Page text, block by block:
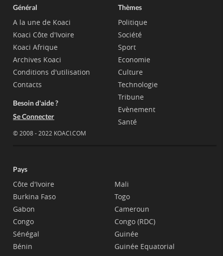
Général
A la une de Koaci
Koaci Côte d'Ivoire
Koaci Afrique
Archives Koaci
Conditions d'utilisation
Contacts
Besoin d'aide ?
Se Connecter
© 2008 - 2022 KOACI.COM
Thèmes
Politique
Société
Sport
Economie
Culture
Technologie
Tribune
Evènement
Santé
Pays
Côte d'Ivoire
Burkina Faso
Gabon
Congo
Sénégal
Bénin
Mali
Togo
Cameroun
Congo (RDC)
Guinée
Guinée Equatorial